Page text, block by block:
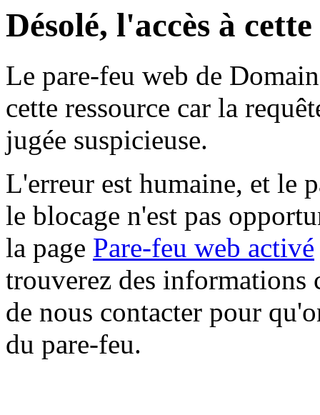
Désolé, l'accès à
Le pare-feu web de
cette ressource car la
jugée suspicieuse.
L'erreur est humaine, et le
le blocage n'est pas
la page Pare-feu web activé
trouverez des informations
de nous contacter pour
du pare-feu.